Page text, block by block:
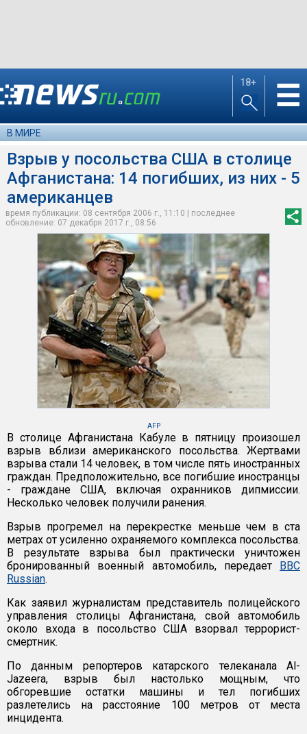
18+ ☰
В МИРЕ
Взрыв у посольства США в столице
Афганистана: 14 погибших, из них - 5
американцев
время публикации: 08 сентября 2006 г., 11:10 | последнее
обновление: 07 декабря 2017 г., 08:56
AFP
В столице Афганистана Кабуле в пятницу произошел
взрыв вблизи американского посольства. Жертвами
взрыва стали 14 человек, в том числе пять иностранных
граждан. Предположительно, все погибшие иностранцы
- граждане США, включая охранников дипмиссии.
Несколько человек получили ранения.
Взрыв прогремел на перекрестке меньше чем в ста
метрах от усиленно охраняемого комплекса посольства.
В результате взрыва был практически уничтожен
бронированный военный автомобиль, передает BBC
Russian.
Как заявил журналистам представитель полицейского
управления столицы Афганистана, свой автомобиль
около входа в посольство США взорвал террорист-
смертник.
По данным репортеров катарского телеканала Al-
Jazeera, взрыв был настолько мощным, что
обгоревшие остатки машины и тел погибших
разлетелись на расстояние 100 метров от места
инцидента.